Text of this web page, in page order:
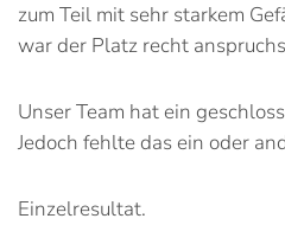
zum Teil mit sehr starkem
war der Platz recht
Unser Team hat ein
Jedoch fehlte das ein oder
Einzelresultat.